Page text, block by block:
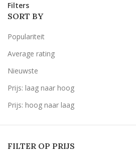
Filters
SORT BY
Populariteit
Average rating
Nieuwste
Prijs: laag naar hoog
Prijs: hoog naar laag
FILTER OP PRIJS